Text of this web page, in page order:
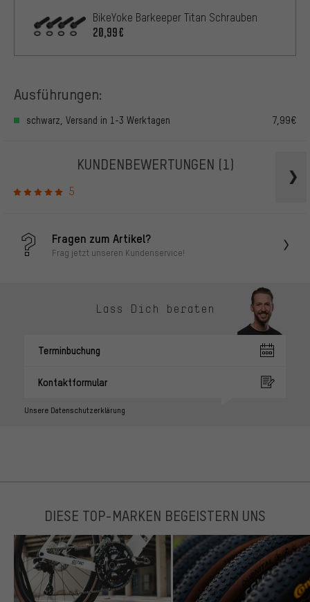
BikeYoke Barkeeper Titan Schrauben
20,99€
Ausführungen:
schwarz, Versand in 1-3 Werktagen 7,99€
KUNDENBEWERTUNGEN (1)
5
Fragen zum Artikel?
Frag jetzt unseren Kundenservice!
Lass Dich beraten
Terminbuchung
Kontaktformular
Unsere Datenschutzerklärung
DIESE TOP-MARKEN BEGEISTERN UNS